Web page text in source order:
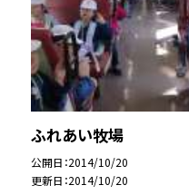
ふれあい牧場
公開日 2014/10/20
更新日 2014/10/20